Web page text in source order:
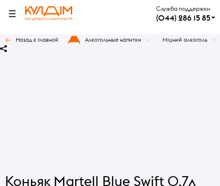
Служба поддержки
(044) 286 15 85
Назад к главной Алкогольные напитки Міцний алкоголь
Коньяк Martell Blue Swift 0,7л